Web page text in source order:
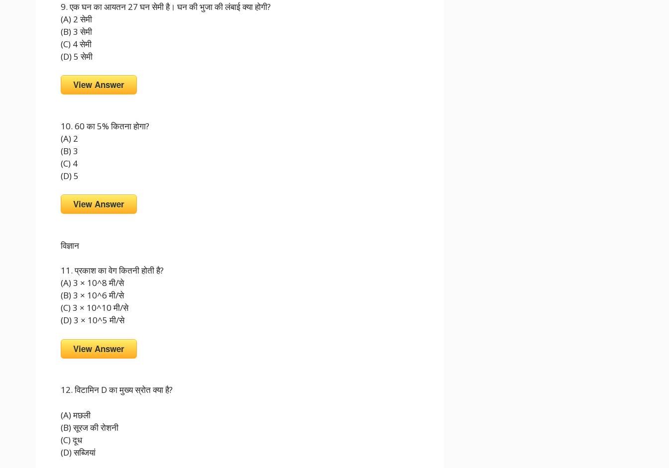
9. एक घन का आयतन 27 घन सेमी है। घन की भुजा की लंबाई क्या होगी?
(A) 2 सेमी
(B) 3 सेमी
(C) 4 सेमी
(D) 5 सेमी
View Answer
10. 60 का 5% कितना होगा?
(A) 2
(B) 3
(C) 4
(D) 5
View Answer
विज्ञान
11. प्रकाश का वेग कितनी होती है?
(A) 3 × 10^8 मी/से
(B) 3 × 10^6 मी/से
(C) 3 × 10^10 मी/से
(D) 3 × 10^5 मी/से
View Answer
12. विटामिन D का मुख्य स्रोत क्या है?
(A) मछली
(B) सूरज की रोशनी
(C) दूध
(D) सब्जियां